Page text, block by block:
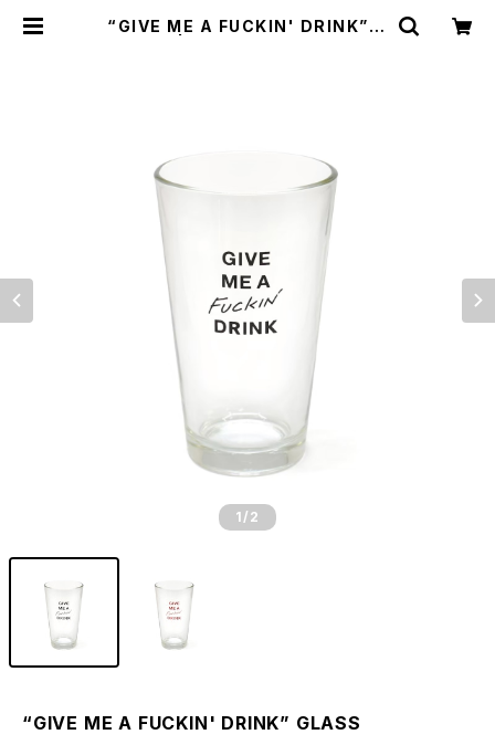
“GIVE ME A FUCKIN' DRINK” G
1 /2
“GIVE ME A FUCKIN' DRINK” GLASS